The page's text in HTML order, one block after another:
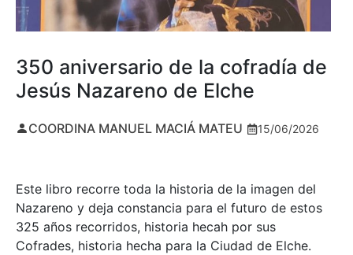
350 aniversario de la cofradía de
Jesús Nazareno de Elche
COORDINA MANUEL MACIÁ MATEU 15/06/2026
Este libro recorre toda la historia de la imagen del
Nazareno y deja constancia para el futuro de estos
325 años recorridos, historia hecah por sus
Cofrades, historia hecha para la Ciudad de Elche.